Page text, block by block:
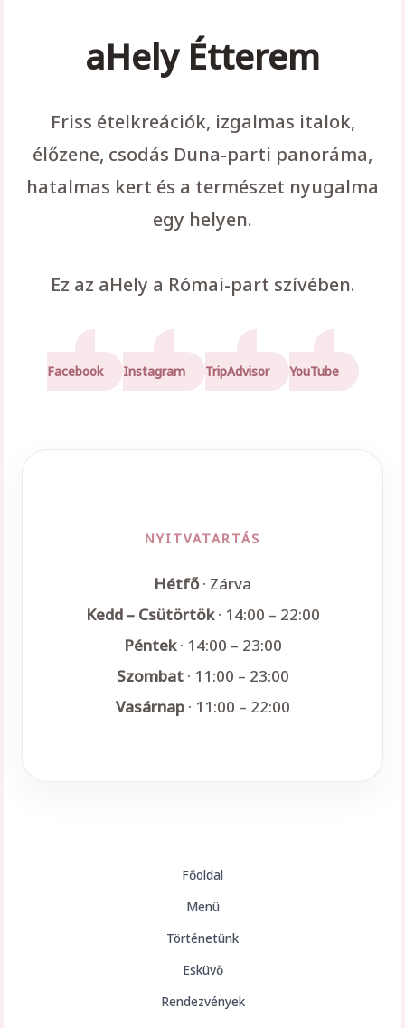
aHely Étterem
Friss ételkreációk, izgalmas italok,
élőzene, csodás Duna-parti panoráma,
hatalmas kert és a természet nyugalma
egy helyen.
Ez az aHely a Római-part szívében.
Facebook Instagram TripAdvisor YouTube
NYITVATARTÁS
Hétfő· Zárva
Kedd – Csütörtök· 14:00 – 22:00
Péntek· 14:00 – 23:00
Szombat· 11:00 – 23:00
Vasárnap· 11:00 – 22:00
Főoldal
Menü
Történetünk
Esküvő
Rendezvények